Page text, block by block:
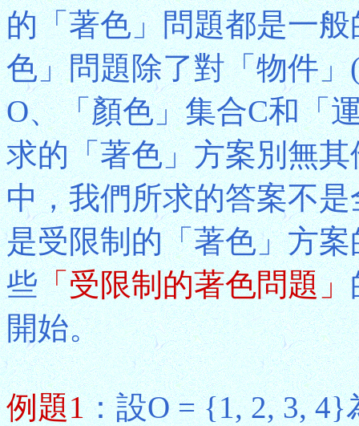
的「著色」問題都是一
色」問題除了對「物件
O、「顏色」集合C和「
求的「著色」方案別無
中，我們所求的答案不
是受限制的「著色」方
些「受限制的著色問題」
開始。
例題1：設O = {1, 2, 3,